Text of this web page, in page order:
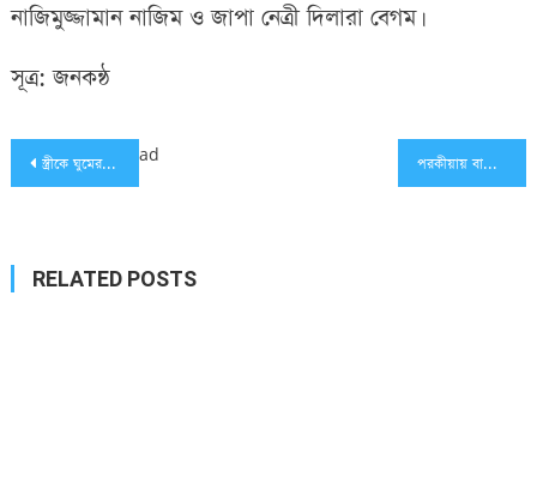
নাজিমুজ্জামান নাজিম ও জাপা নেত্রী দিলারা বেগম।
সূত্র: জনকন্ঠ
Post
স্ত্রীকে ঘুমের ওষুধ খাইয়ে ধর্ষণ সৎমেয়েকে ,বাবার যাবজ্জীবন পরকীয়ায় বাধা দেয়ায় মাদ্রাসা শিক্ষিকা মায়ের ছেলের নামে মামলা
ad
RELATED POSTS